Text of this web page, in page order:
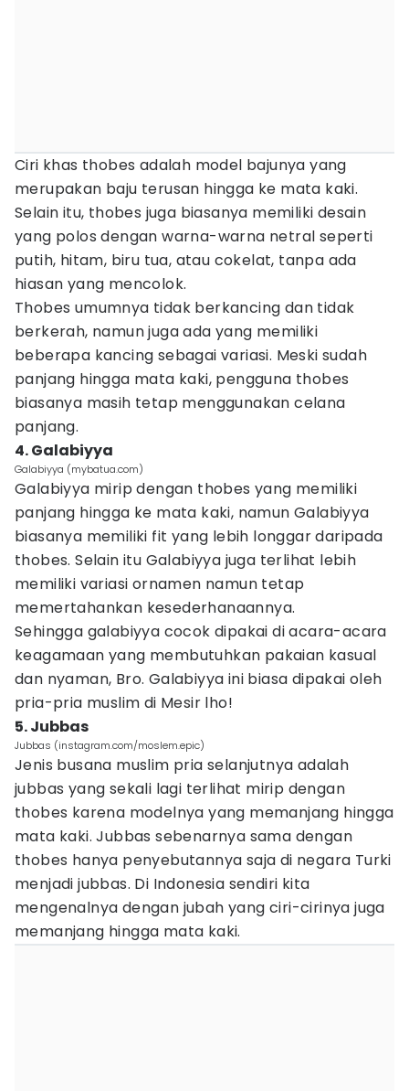
Ciri khas thobes adalah model bajunya yang
merupakan baju terusan hingga ke mata kaki.
Selain itu, thobes juga biasanya memiliki desain
yang polos dengan warna-warna netral seperti
putih, hitam, biru tua, atau cokelat, tanpa ada
hiasan yang mencolok.
Thobes umumnya tidak berkancing dan tidak
berkerah, namun juga ada yang memiliki
beberapa kancing sebagai variasi. Meski sudah
panjang hingga mata kaki, pengguna thobes
biasanya masih tetap menggunakan celana
panjang.
4. Galabiyya
Galabiyya (mybatua.com)
Galabiyya mirip dengan thobes yang memiliki
panjang hingga ke mata kaki, namun Galabiyya
biasanya memiliki fit yang lebih longgar daripada
thobes. Selain itu Galabiyya juga terlihat lebih
memiliki variasi ornamen namun tetap
memertahankan kesederhanaannya.
Sehingga galabiyya cocok dipakai di acara-acara
keagamaan yang membutuhkan pakaian kasual
dan nyaman, Bro. Galabiyya ini biasa dipakai oleh
pria-pria muslim di Mesir lho!
5. Jubbas
Jubbas (instagram.com/moslem.epic)
Jenis busana muslim pria selanjutnya adalah
jubbas yang sekali lagi terlihat mirip dengan
thobes karena modelnya yang memanjang hingga
mata kaki. Jubbas sebenarnya sama dengan
thobes hanya penyebutannya saja di negara Turki
menjadi jubbas. Di Indonesia sendiri kita
mengenalnya dengan jubah yang ciri-cirinya juga
memanjang hingga mata kaki.